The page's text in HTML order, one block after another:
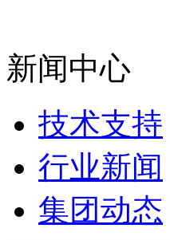
新闻中心
技术支持
行业新闻
集团动态